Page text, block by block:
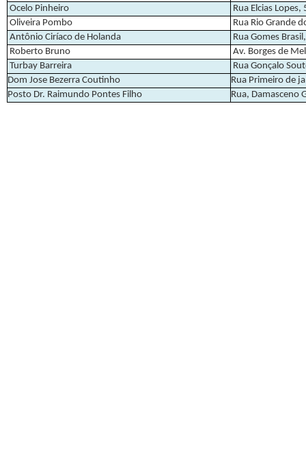
Ocelo Pinheiro
Rua Elcias Lopes,
Oliveira Pombo
Rua Rio Grande
Antônio Ciríaco de Holanda
Rua Gomes
Roberto Bruno
Av. Borges de
Turbay Barreira
Rua Gonçalo
Dom Jose Bezerra Coutinho
Rua Primeiro de
Posto Dr. Raimundo Pontes Filho
Rua, Damasceno